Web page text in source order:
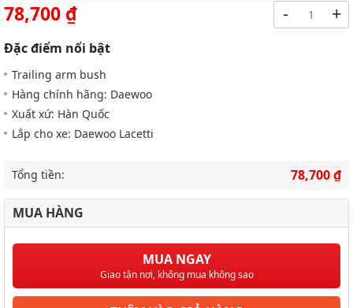
78,700 ₫
Đặc điểm nổi bật
Trailing arm bush
Hàng chính hãng: Daewoo
Xuất xứ: Hàn Quốc
Lắp cho xe: Daewoo Lacetti
- +
Tổng tiền: 78,700 ₫
MUA HÀNG
MUA NGAY
Giao tận nơi, không mua không sao